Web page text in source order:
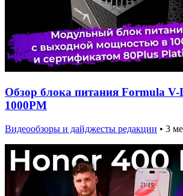
Обзор блока питания Formula
1000PM
Видеообзоры и дайджесты редакции • 3